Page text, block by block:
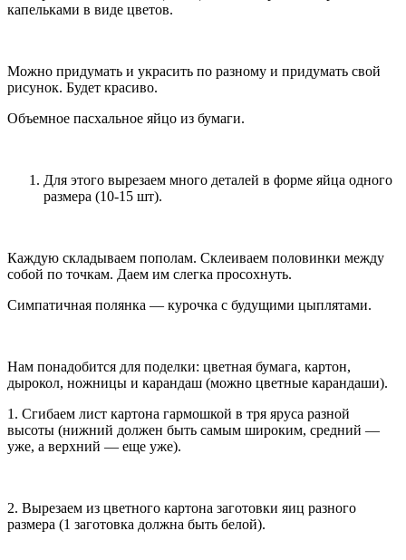
капельками в виде цветов.
Можно придумать и украсить по разному и придумать свой
рисунок. Будет красиво.
Объемное пасхальное яйцо из бумаги.
Для этого вырезаем много деталей в форме яйца одного
размера (10-15 шт).
Каждую складываем пополам. Склеиваем половинки между
собой по точкам. Даем им слегка просохнуть.
Симпатичная полянка — курочка с будущими цыплятами.
Нам понадобится для поделки: цветная бумага, картон,
дырокол, ножницы и карандаш (можно цветные карандаши).
1. Сгибаем лист картона гармошкой в тря яруса разной
высоты (нижний должен быть самым широким, средний —
уже, а верхний — еще уже).
2. Вырезаем из цветного картона заготовки яиц разного
размера (1 заготовка должна быть белой).